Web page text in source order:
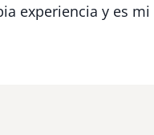
experiencia y es